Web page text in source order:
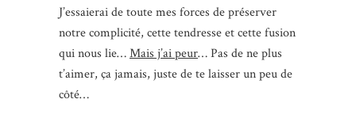
J’essaierai de toute mes forces de préserver
notre complicité, cette tendresse et cette fusion
qui nous lie…Mais j’ai peur… Pas de ne plus
t’aimer, ça jamais, juste de te laisser un peu de
côté…